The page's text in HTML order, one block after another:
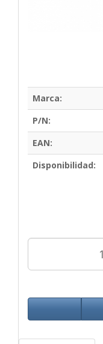
Marca:
P/N:
EAN:
Disponibilidad: